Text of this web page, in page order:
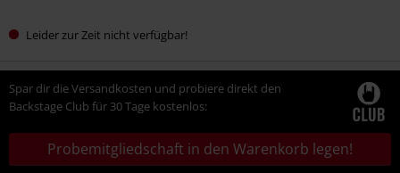
Leider zur Zeit nicht verfügbar!
Spar dir die Versandkosten und probiere direkt den
Backstage Club für 30 Tage kostenlos:
Probemitgliedschaft in den Warenkorb legen!